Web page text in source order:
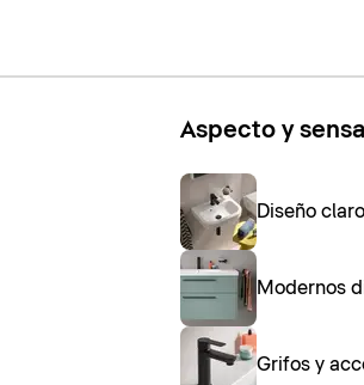
Aspecto y
Diseño
Modernos
Grifos y